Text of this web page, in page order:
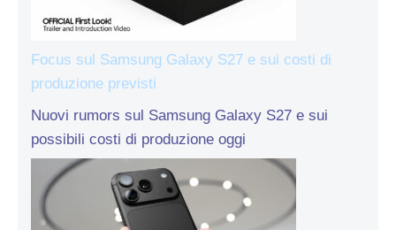
Focus sul Samsung Galaxy S27 e sui costi di
produzione previsti
Nuovi rumors sul Samsung Galaxy S27 e sui
possibili costi di produzione oggi